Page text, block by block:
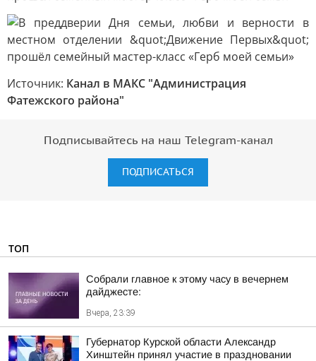
Источник: Канал в МАКС "Администрация
Фатежского района"
Подписывайтесь на наш Telegram-канал
ПОДПИСАТЬСЯ
ТОП
Собрали главное к этому часу в вечернем
дайджесте:
Вчера, 23:39
Губернатор Курской области Александр
Хинштейн принял участие в праздновании